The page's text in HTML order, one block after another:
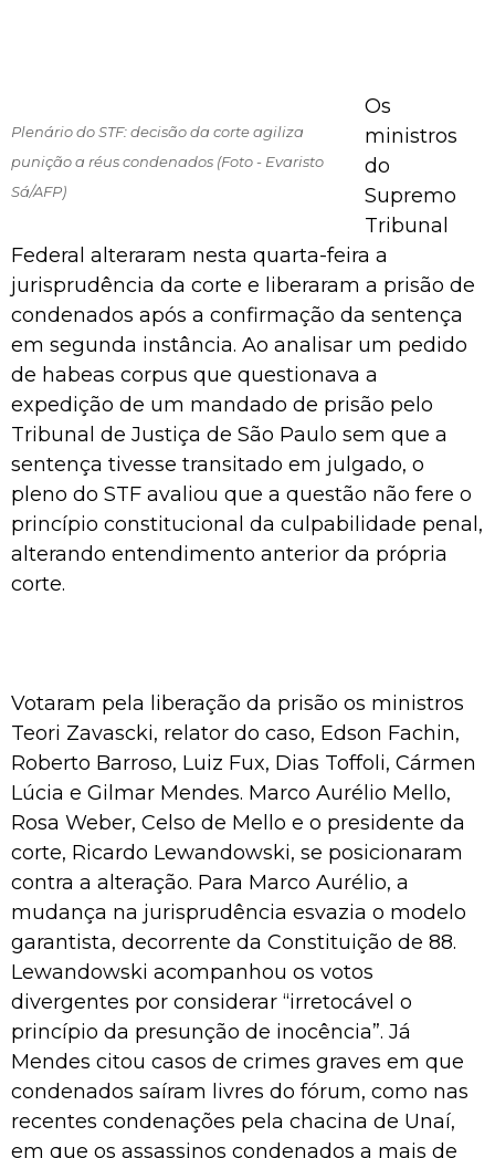
Plenário do STF: decisão da corte agiliza
punição a réus condenados (Foto - Evaristo
Sá/AFP)
Os
ministros
do
Supremo
Tribunal
Federal alteraram nesta quarta-feira a
jurisprudência da corte e liberaram a prisão de
condenados após a confirmação da sentença
em segunda instância. Ao analisar um pedido
de habeas corpus que questionava a
expedição de um mandado de prisão pelo
Tribunal de Justiça de São Paulo sem que a
sentença tivesse transitado em julgado, o
pleno do STF avaliou que a questão não fere o
princípio constitucional da culpabilidade penal,
alterando entendimento anterior da própria
corte.
Votaram pela liberação da prisão os ministros
Teori Zavascki, relator do caso, Edson Fachin,
Roberto Barroso, Luiz Fux, Dias Toffoli, Cármen
Lúcia e Gilmar Mendes. Marco Aurélio Mello,
Rosa Weber, Celso de Mello e o presidente da
corte, Ricardo Lewandowski, se posicionaram
contra a alteração. Para Marco Aurélio, a
mudança na jurisprudência esvazia o modelo
garantista, decorrente da Constituição de 88.
Lewandowski acompanhou os votos
divergentes por considerar “irretocável o
princípio da presunção de inocência”. Já
Mendes citou casos de crimes graves em que
condenados saíram livres do fórum, como nas
recentes condenações pela chacina de Unaí,
em que os assassinos condenados a mais de